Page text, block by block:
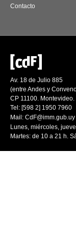
Contacto
Av. 18 de Julio 885
(entre Andes y
CP 11100.
Tel: [598 2] 1950 7960
Mail: CdF@imm.gub.uy
Lunes, miércoles,
Martes: de 10 a 21 h.